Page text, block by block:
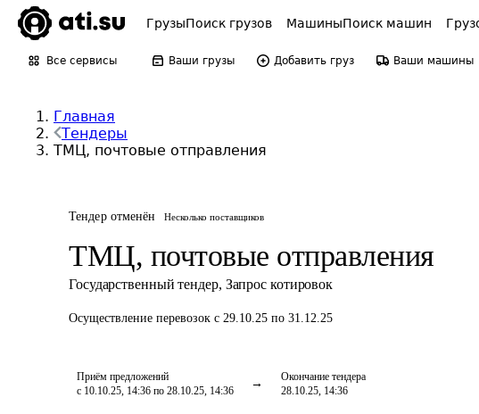
ГрузыПоиск грузов МашиныПоиск машин
Все сервисы Ваши грузы Добавить груз Ваши машины
Главная
Тендеры
ТМЦ, почтовые отправления
Тендер отменён Несколько поставщиков
ТМЦ, почтовые отправления
Государственный тендер, Запрос котировок
Осуществление перевозок с 29.10.25 по 31.12.25
Приём предложений
с 10.10.25, 14:36 по 28.10.25, 14:36
Окончание тендера
28.10.25, 14:36